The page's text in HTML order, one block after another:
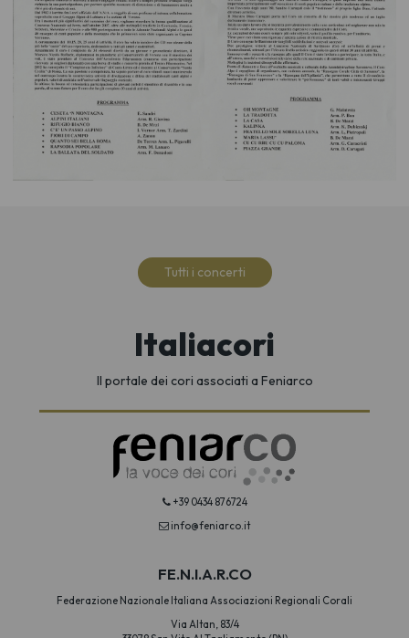
Tutti i concerti
Italiacori
Il portale dei cori associati a Feniarco
+39 0434 876724
info@feniarco.it
FE.N.I.A.R.CO
Federazione Nazionale Italiana Associazioni Regionali Corali
Via Altan, 83/4